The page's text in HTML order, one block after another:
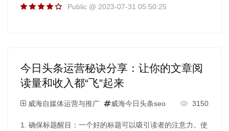
Public @ 2023-07-31 05:50:25
今日头条运营秘诀分享：让你的文章阅
读量和收入都“飞”起来
威海自媒体运营与推广 威海今日头条seo 3150
1. 确保标题醒目：一个好的标题可以吸引读者的注意力。使